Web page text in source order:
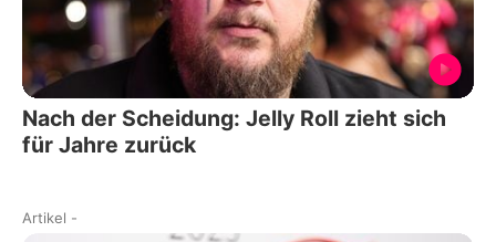
Nach der Scheidung: Jelly Roll zieht sich
für Jahre zurück
Artikel -